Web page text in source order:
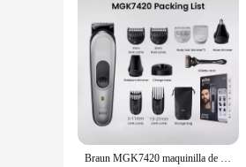
your daily grooming routine.
and bulk purchases provide.
Braun MGK7420 maquinilla de afeitar eléctrica serie 7 Kit de estilismo 10 en 1 afeitadora cortadora de pelo nariz oreja recortadora depiladora depilación de cuerpo completo